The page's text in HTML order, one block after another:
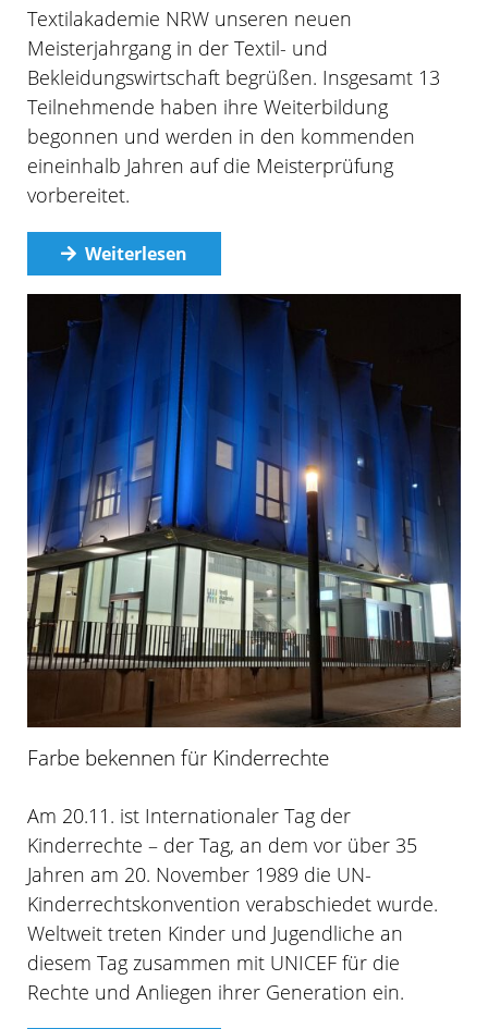
Textilakademie NRW unseren neuen
Meisterjahrgang in der Textil- und
Bekleidungswirtschaft begrüßen. Insgesamt 13
Teilnehmende haben ihre Weiterbildung
begonnen und werden in den kommenden
eineinhalb Jahren auf die Meisterprüfung
vorbereitet.
Weiterlesen
Farbe bekennen für Kinderrechte
Am 20.11. ist Internationaler Tag der
Kinderrechte – der Tag, an dem vor über 35
Jahren am 20. November 1989 die UN-
Kinderrechtskonvention verabschiedet wurde.
Weltweit treten Kinder und Jugendliche an
diesem Tag zusammen mit UNICEF für die
Rechte und Anliegen ihrer Generation ein.